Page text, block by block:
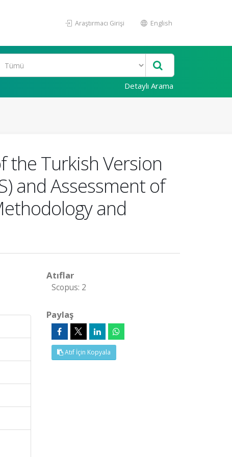
Araştırmacı Girişi English
Detaylı Arama
the Turkish Version
and Assessment of
and
Atıflar
Scopus: 2
Paylaş
Atıf İçin Kopyala